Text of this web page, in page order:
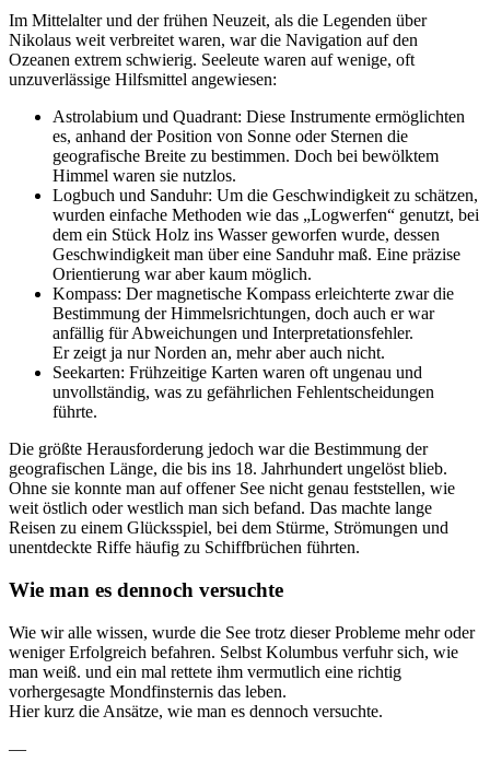
Im Mittelalter und der frühen Neuzeit, als die Legenden über
Nikolaus weit verbreitet waren, war die Navigation auf den
Ozeanen extrem schwierig. Seeleute waren auf wenige, oft
unzuverlässige Hilfsmittel angewiesen:
Astrolabium und Quadrant: Diese Instrumente ermöglichten
es, anhand der Position von Sonne oder Sternen die
geografische Breite zu bestimmen. Doch bei bewölktem
Himmel waren sie nutzlos.
Logbuch und Sanduhr: Um die Geschwindigkeit zu schätzen,
wurden einfache Methoden wie das „Logwerfen“ genutzt, bei
dem ein Stück Holz ins Wasser geworfen wurde, dessen
Geschwindigkeit man über eine Sanduhr maß. Eine präzise
Orientierung war aber kaum möglich.
Kompass: Der magnetische Kompass erleichterte zwar die
Bestimmung der Himmelsrichtungen, doch auch er war
anfällig für Abweichungen und Interpretationsfehler.
Er zeigt ja nur Norden an, mehr aber auch nicht.
Seekarten: Frühzeitige Karten waren oft ungenau und
unvollständig, was zu gefährlichen Fehlentscheidungen
führte.
Die größte Herausforderung jedoch war die Bestimmung der
geografischen Länge, die bis ins 18. Jahrhundert ungelöst blieb.
Ohne sie konnte man auf offener See nicht genau feststellen, wie
weit östlich oder westlich man sich befand. Das machte lange
Reisen zu einem Glücksspiel, bei dem Stürme, Strömungen und
unentdeckte Riffe häufig zu Schiffbrüchen führten.
Wie man es dennoch versuchte
Wie wir alle wissen, wurde die See trotz dieser Probleme mehr oder
weniger Erfolgreich befahren. Selbst Kolumbus verfuhr sich, wie
man weiß. und ein mal rettete ihm vermutlich eine richtig
vorhergesagte Mondfinsternis das leben.
Hier kurz die Ansätze, wie man es dennoch versuchte.
—